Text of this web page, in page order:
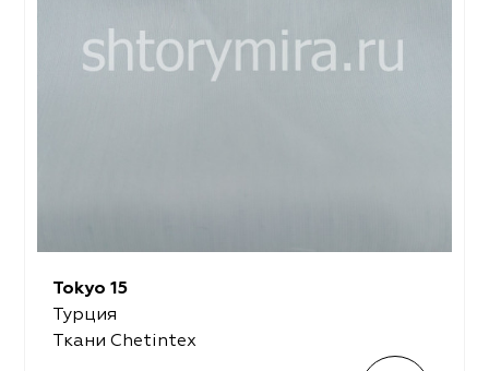
Tokyo 15
Турция
Ткани Chetintex